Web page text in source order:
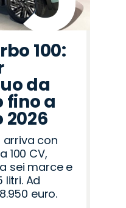
100:
da
fino a
arriva con
100 CV,
sei marce e
Ad
euro.